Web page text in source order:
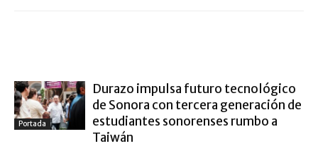
Portada
Durazo impulsa futuro tecnológico
de Sonora con tercera generación de
estudiantes sonorenses rumbo a
Taiwán